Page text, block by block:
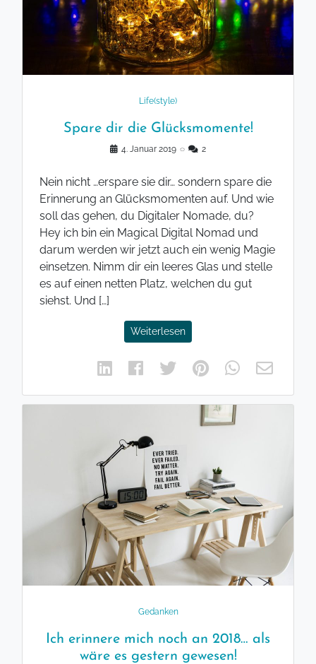
Life(style)
Spare dir die Glücksmomente!
4. Januar 2019 ◌ 2
Nein nicht …erspare sie dir… sondern spare die
Erinnerung an Glücksmomenten auf. Und wie
soll das gehen, du Digitaler Nomade, du?
Hey ich bin ein Magical Digital Nomad und
darum werden wir jetzt auch ein wenig Magie
einsetzen. Nimm dir ein leeres Glas und stelle
es auf einen netten Platz, welchen du gut
siehst. Und […]
Weiterlesen
Gedanken
Ich erinnere mich noch an 2018… als
wäre es gestern gewesen!